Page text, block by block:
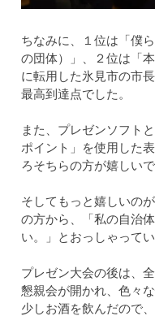
ちなみに、１位は「僕
の団体）」、２位は「
に転用した氷見市の市
最高到達点でした。
また、プレゼンソフト
ポイント」を使用した
ろそちらの方が嬉しいで
そしてもっと嬉しいの
の方から、「私の自治
い。」とおっしゃって
プレゼン大会の後は、
懇親会が開かれ、色々
少しお酒を飲んだので